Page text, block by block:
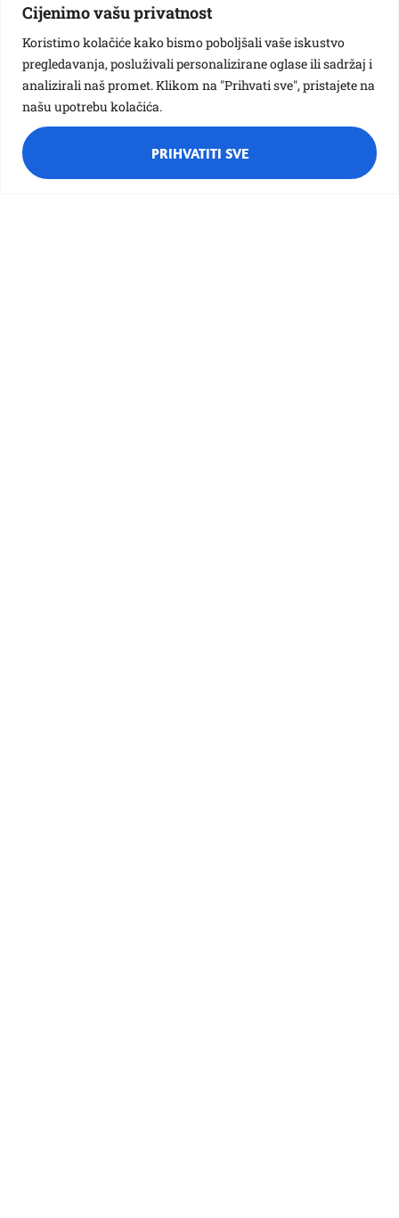
Cijenimo vašu privatnost
Koristimo kolačiće kako bismo poboljšali vaše iskustvo
pregledavanja, posluživali personalizirane oglase ili sadržaj i
analizirali naš promet. Klikom na "Prihvati sve", pristajete na
našu upotrebu kolačića.
PRIHVATITI SVE